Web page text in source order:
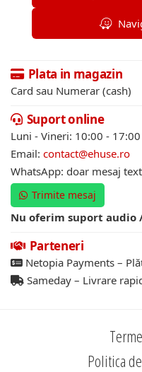
Plata in magazin
Card sau Numerar (cash)
Suport online
Luni - Vineri: 10:00 - 17:00
Email: contact@ehuse.ro
WhatsApp: doar mesaj text
Trimite mesaj
Nu oferim suport audio
Parteneri
Netopia Payments –
Sameday – Livrare
Politica